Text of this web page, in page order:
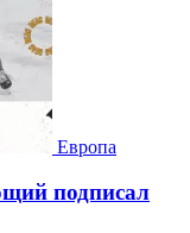
Европа
подписал